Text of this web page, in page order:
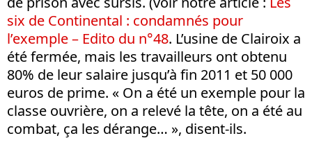
six de Continental : condamnés pour
l’exemple – Edito du n°48. L’usine de Clairoix a
été fermée, mais les travailleurs ont obtenu
80% de leur salaire jusqu’à fin 2011 et 50 000
euros de prime. « On a été un exemple pour la
classe ouvrière, on a relevé la tête, on a été au
combat, ça les dérange… », disent-ils.